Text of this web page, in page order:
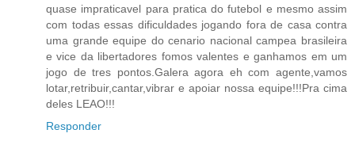
quase impraticavel para pratica do futebol e mesmo assim
com todas essas dificuldades jogando fora de casa contra
uma grande equipe do cenario nacional campea brasileira
e vice da libertadores fomos valentes e ganhamos em um
jogo de tres pontos.Galera agora eh com agente,vamos
lotar,retribuir,cantar,vibrar e apoiar nossa equipe!!!Pra cima
deles LEAO!!!
Responder